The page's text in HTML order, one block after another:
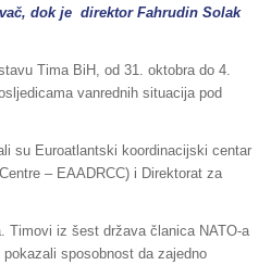
dok je direktor Fahrudin Solak
Tima BiH, od 31. oktobra do 4.
vanrednih situacija pod
su Euroatlantski koordinacijski centar
– EAADRCC) i Direktorat za
Timovi iz šest država članica NATO-a
sposobnost da zajedno